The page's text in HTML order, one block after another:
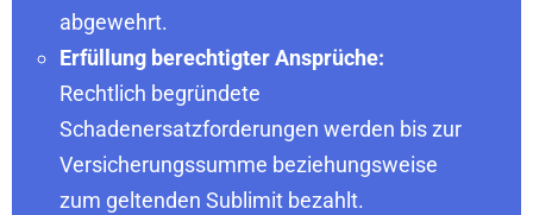
abgewehrt.
Erfüllung berechtigter Ansprüche:
Rechtlich begründete
Schadenersatzforderungen werden bis zur
Versicherungssumme beziehungsweise
zum geltenden Sublimit bezahlt.